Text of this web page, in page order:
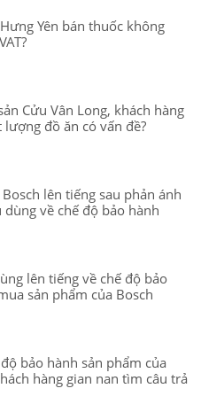
Yên bán thuốc không
Cửu Vân Long, khách hàng
lượng đồ ăn có vấn đề?
lên tiếng sau phản ánh
về chế độ bảo hành
lên tiếng về chế độ bảo
sản phẩm của Bosch
bảo hành sản phẩm của
hàng gian nan tìm câu trả